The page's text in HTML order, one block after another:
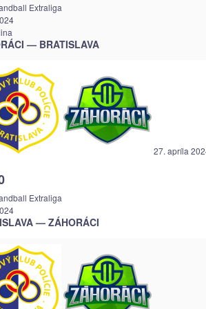
Extraliga
— BRATISLAVA
27. apríla
Extraliga
— ZÁHORÁCI